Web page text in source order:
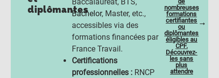
diplômantes
Bachelor, Master, etc.,
accessibles via des
formations financées par
France Travail.
Certifications
professionnelles :RNCP
nombreuses
formations
certifiantes
ou
diplômantes
éligibles au
CPF.
Découvrez-
les sans
plus
attendre